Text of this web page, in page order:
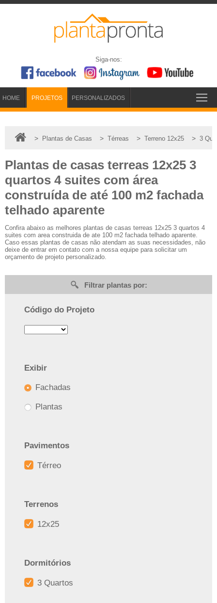
Siga-nos:
HOME PROJETOS PERSONALIZADOS
> Plantas de Casas > Térreas > Terreno 12x25 > 3
Plantas de casas terreas 12x25 3
quartos 4 suites com área
construída de até 100 m2 fachada
telhado aparente
Confira abaixo as melhores plantas de casas terreas 12x25 3 quartos 4
suites com area construida de ate 100 m2 fachada telhado aparente.
Caso essas plantas de casas não atendam as suas necessidades, não
deixe de entrar em contato com a nossa equipe para solicitar um
orçamento de projeto personalizado.
Filtrar plantas por:
Código do Projeto
Exibir
Fachadas
Plantas
Pavimentos
Térreo
Terrenos
12x25
Dormitórios
3 Quartos